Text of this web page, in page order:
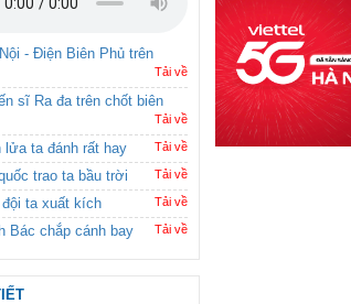
- Điện Biên Phủ trên
Tải về
sĩ Ra đa trên chốt biên
Tải về
lửa ta đánh rất hay Tải về
trao ta bầu trời Tải về
đội ta xuất kích Tải về
Bác chắp cánh bay Tải về